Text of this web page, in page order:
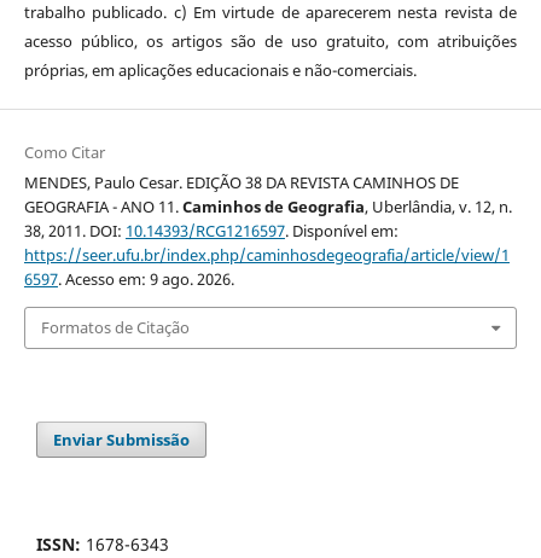
trabalho publicado. c) Em virtude de aparecerem nesta revista de
acesso público, os artigos são de uso gratuito, com atribuições
próprias, em aplicações educacionais e não-comerciais.
Como Citar
MENDES, Paulo Cesar. EDIÇÃO 38 DA REVISTA CAMINHOS DE
GEOGRAFIA - ANO 11.Caminhos de Geografia, Uberlândia, v. 12, n.
38, 2011. DOI: 10.14393/RCG1216597. Disponível em:
https://seer.ufu.br/index.php/caminhosdegeografia/article/view/1
6597. Acesso em: 9 ago. 2026.
Formatos de Citação
Enviar Submissão
ISSN: 1678-6343